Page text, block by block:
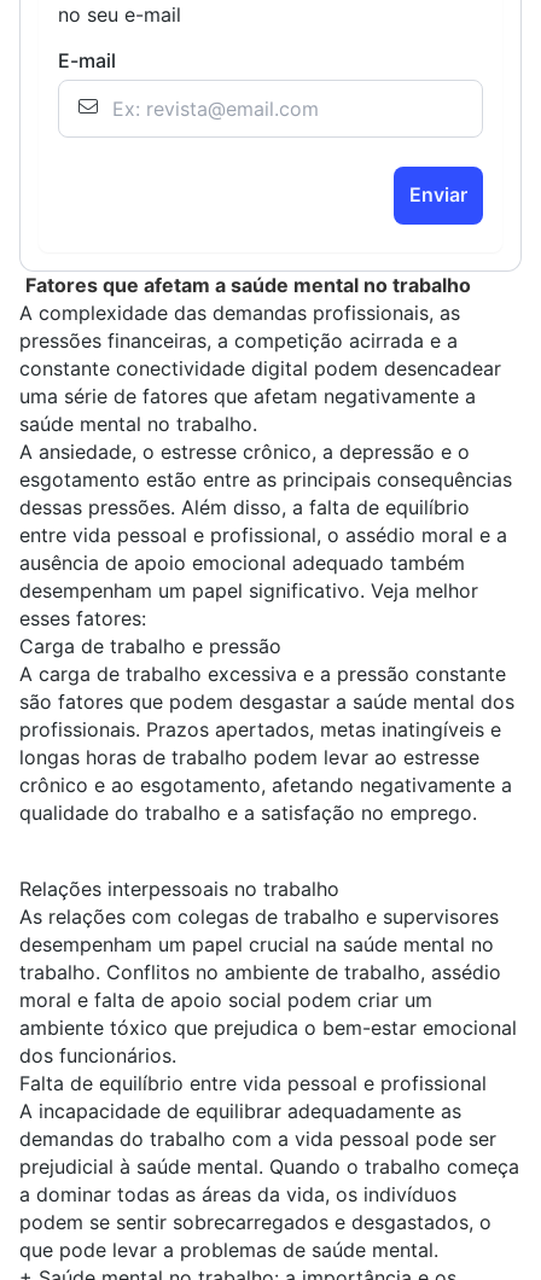
no seu e-mail
E-mail
Enviar
Fatores que afetam a saúde mental no trabalho
A complexidade das demandas profissionais, as
pressões financeiras, a competição acirrada e a
constante conectividade digital podem desencadear
uma série de fatores que afetam negativamente a
saúde mental no trabalho.
A ansiedade, o estresse crônico, a depressão e o
esgotamento estão entre as principais consequências
dessas pressões. Além disso, a falta de equilíbrio
entre vida pessoal e profissional, o assédio moral e a
ausência de apoio emocional adequado também
desempenham um papel significativo. Veja melhor
esses fatores:
Carga de trabalho e pressão
A carga de trabalho excessiva e a pressão constante
são fatores que podem desgastar a saúde mental dos
profissionais. Prazos apertados, metas inatingíveis e
longas horas de trabalho podem levar ao estresse
crônico e ao esgotamento, afetando negativamente a
qualidade do trabalho e a satisfação no emprego.
Relações interpessoais no trabalho
As relações com colegas de trabalho e supervisores
desempenham um papel crucial na saúde mental no
trabalho. Conflitos no ambiente de trabalho, assédio
moral e falta de apoio social podem criar um
ambiente tóxico que prejudica o bem-estar emocional
dos funcionários.
Falta de equilíbrio entre vida pessoal e profissional
A incapacidade de equilibrar adequadamente as
demandas do trabalho com a vida pessoal pode ser
prejudicial à saúde mental. Quando o trabalho começa
a dominar todas as áreas da vida, os indivíduos
podem se sentir sobrecarregados e desgastados, o
que pode levar a problemas de saúde mental.